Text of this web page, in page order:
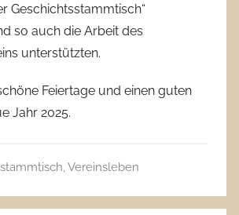
Geschichtsstammtisch“
so auch die Arbeit des
unterstützten.
Feiertage und einen guten
Jahr 2025.
,Vereinsleben